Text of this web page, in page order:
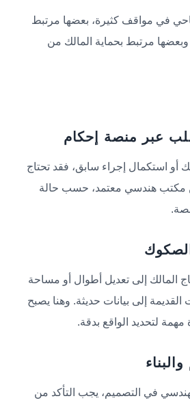
في مواقف كثيرة، بعضها مرتبط
وبعضها مرتبط بحماية المالك من
أو استكمال إجراء سابق، فقد تحتاج
مكتب هندسي معتمد، حسب حالة
المالك إلى تعديل أطوال أو مساحة
القديمة إلى بيانات حديثة. وهنا يصبح
لتحديد الواقع بدقة.
في التصميم، يجب التأكد من